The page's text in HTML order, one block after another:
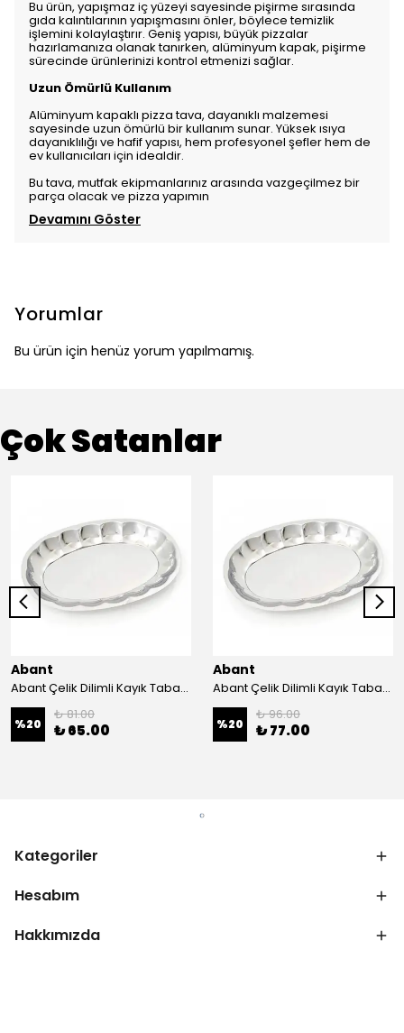
Bu ürün, yapışmaz iç yüzeyi sayesinde pişirme sırasında
gıda kalıntılarının yapışmasını önler, böylece temizlik
işlemini kolaylaştırır. Geniş yapısı, büyük pizzalar
hazırlamanıza olanak tanırken, alüminyum kapak, pişirme
sürecinde ürünlerinizi kontrol etmenizi sağlar.
Uzun Ömürlü Kullanım
Alüminyum kapaklı pizza tava, dayanıklı malzemesi
sayesinde uzun ömürlü bir kullanım sunar. Yüksek ısıya
dayanıklılığı ve hafif yapısı, hem profesyonel şefler hem de
ev kullanıcıları için idealdir.
Bu tava, mutfak ekipmanlarınız arasında vazgeçilmez bir
parça olacak ve pizza yapımın
Devamını Göster
Yorumlar
Bu ürün için henüz yorum yapılmamış.
Çok Satanlar
Abant
Abant Çelik Dilimli Kayık Tabak No:1 ; 14x21 cm.
%20
₺ 81.00
₺ 65.00
Abant
Abant Çelik Dilimli Kayık Tabak No:2 ; 16,5x24,5 cm.
%20
₺ 96.00
₺ 77.00
Kategoriler
Hesabım
Hakkımızda